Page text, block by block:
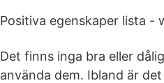
Positiva egenskaper lista -
Det finns inga bra eller
använda dem. Ibland är